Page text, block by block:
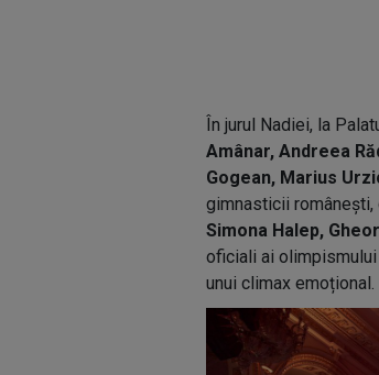
În jurul Nadiei, la
Amânar, Andreea
Gogean, Marius
gimnasticii
Simona Halep,
oficiali ai
unui climax emoțional.